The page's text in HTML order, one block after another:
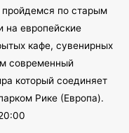
пройдемся по старым
на европейские
кафе, сувенирных
современный
который соединяет
Рике (Европа).